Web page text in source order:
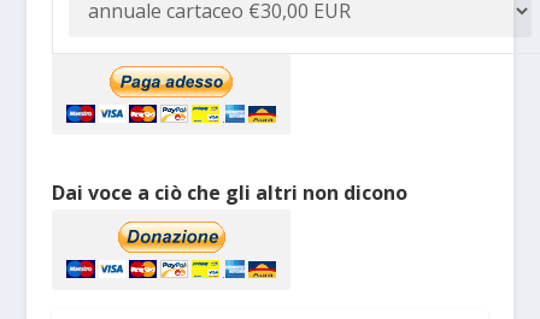
Dai voce a ciò che gli altri non dicono